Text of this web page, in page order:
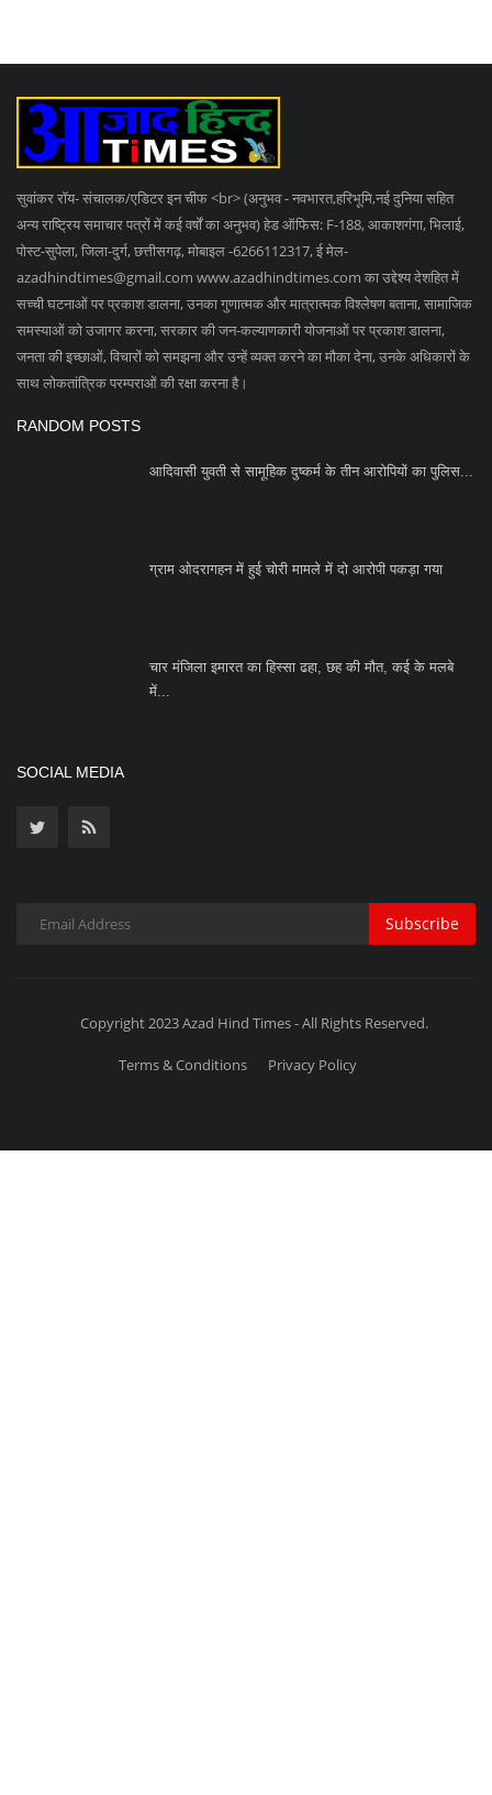
सुवांकर रॉय- संचालक/एडिटर इन चीफ <br> (अनुभव - नवभारत,हरिभूमि,नई दुनिया सहित
अन्य राष्ट्रिय समाचार पत्रों में कई वर्षों का अनुभव) हेड ऑफिस: F-188, आकाशगंगा, भिलाई,
पोस्ट-सुपेला, जिला-दुर्ग, छत्तीसगढ़, मोबाइल -6266112317, ई मेल-
azadhindtimes@gmail.com www.azadhindtimes.com का उद्देश्य देशहित में
सच्ची घटनाओं पर प्रकाश डालना, उनका गुणात्मक और मात्रात्मक विश्लेषण बताना, सामाजिक
समस्याओं को उजागर करना, सरकार की जन-कल्याणकारी योजनाओं पर प्रकाश डालना,
जनता की इच्छाओं, विचारों को समझना और उन्हें व्यक्त करने का मौका देना, उनके अधिकारों के
साथ लोकतांत्रिक परम्पराओं की रक्षा करना है।
RANDOM POSTS
आदिवासी युवती से सामूहिक दुष्कर्म के तीन आरोपियों का पुलिस...
ग्राम ओदरागहन में हुई चोरी मामले में दो आरोपी पकड़ा गया
चार मंजिला इमारत का हिस्सा ढहा, छह की मौत, कई के मलबे
में...
SOCIAL MEDIA
Subscribe
Copyright 2023 Azad Hind Times - All Rights Reserved.
Terms & Conditions Privacy Policy